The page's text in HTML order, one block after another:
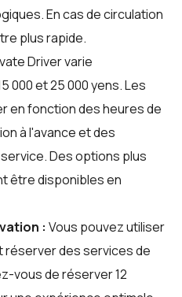
En cas de circulation
plus rapide.
Driver varie
000 et 25 000 yens. Les
en fonction des heures de
à l'avance et des
Des options plus
être disponibles en
: Vous pouvez utiliser
réserver des services de
vous de réserver 12